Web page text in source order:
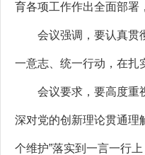
育各项工作作出全面部署
会议强调，要认真贯彻
一意志、统一行动，在扎
会议要求，要高度重视
深对党的创新理论贯通理
个维护”落实到一言一行